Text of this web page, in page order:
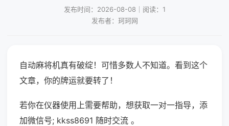
发布时间：2026-08-08｜阅读：1
发布者：珂珂网
自动麻将机真有破绽！可惜多数人不知道。看到这个
文章，你的牌运就要转了！
若你在仪器使用上需要帮助，想获取一对一指导，添
加微信号; kkss8691 随时交流 。